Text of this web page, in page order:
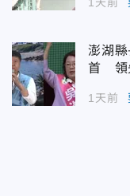
澎湖
首 領
1天前